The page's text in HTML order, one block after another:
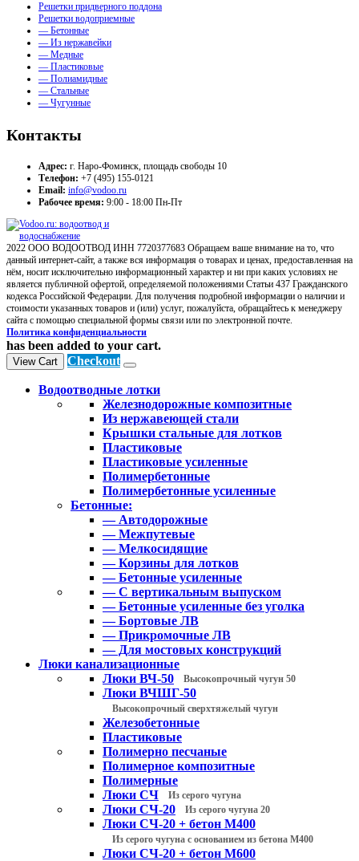
Решетки придверного поддона
Решетки водоприемные
— Бетонные
— Из нержавейки
— Медные
— Пластиковые
— Полиамидные
— Стальные
— Чугунные
Контакты
Адрес: г. Наро-Фоминск, площадь свободы 10
Телефон: +7 (495) 155-0121
Email: info@vodoo.ru
Рабочее время: 9:00 - 18:00 Пн-Пт
2022 ООО ВОДООТВОД ИНН 7720377683 Обращаем ваше внимание на то, что
данный интернет-сайт, а также вся информация о товарах и ценах, предоставленная на
нём, носит исключительно информационный характер и ни при каких условиях не
является публичной офертой, определяемой положениями Статьи 437 Гражданского
кодекса Российской Федерации. Для получения подробной информации о наличии и
стоимости указанных товаров и (или) услуг, пожалуйста, обращайтесь к менеджеру
сайта с помощью специальной формы связи или по электронной почте.
Политика конфиденциальности
has been added to your cart.
View Cart Checkout
Водоотводные лотки
Железнодорожные композитные
Из нержавеющей стали
Крышки стальные для лотков
Пластиковые
Пластиковые усиленные
Полимербетонные
Полимербетонные усиленные
Бетонные:
— Автодорожные
— Межпутевые
— Мелкосидящие
— Корзины для лотков
— Бетонные усиленные
— С вертикальным выпуском
— Бетонные усиленные без уголка
— Бортовые ЛВ
— Прикромочные ЛВ
— Для мостовых конструкций
Люки канализационные
Люки ВЧ-50
Высокопрочный чугун 50
Люки ВЧШГ-50
Высокопрочный сверхтяжелый чугун
Железобетонные
Пластиковые
Полимерно песчаные
Полимерное композитные
Полимерные
Люки СЧ
Из серого чугуна
Люки СЧ-20 Из серого чугуна 20
Люки СЧ-20 + бетон М400
Из серого чугуна с основанием из бетона М400
Люки СЧ-20 + бетон М600